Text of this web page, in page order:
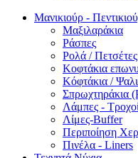
Μανικιούρ -
Μαξιλαράκια
Ράσπες
Ρολά / Πετσέτες
Κοφτάκια
Κόφτάκια /
Σπρωχτηράκια
Λάμπες -
Λίμες-Buffer
Περιποίηση
Πινέλα - Liners